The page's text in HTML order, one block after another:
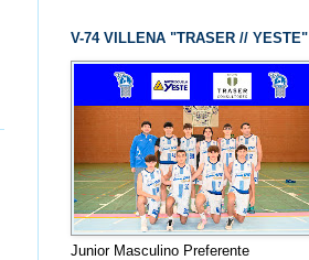
V-74 VILLENA "TRASER // YESTE"
Junior Masculino Preferente